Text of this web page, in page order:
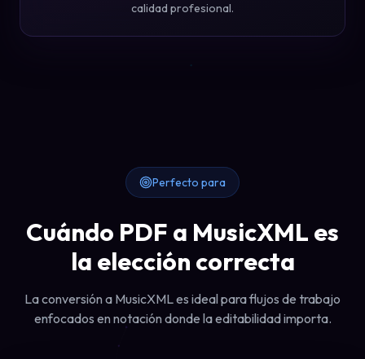
calidad profesional.
Perfecto para
Cuándo PDF a MusicXML es
la elección correcta
La conversión a MusicXML es ideal para flujos de trabajo
enfocados en notación donde la editabilidad importa.